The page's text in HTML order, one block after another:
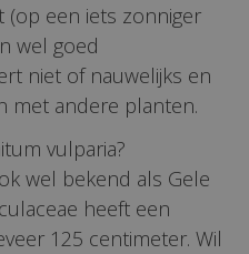
een iets zonniger
wel goed
niet of nauwelijks en
met andere planten.
vulparia?
wel bekend als Gele
heeft een
125 centimeter. Wil